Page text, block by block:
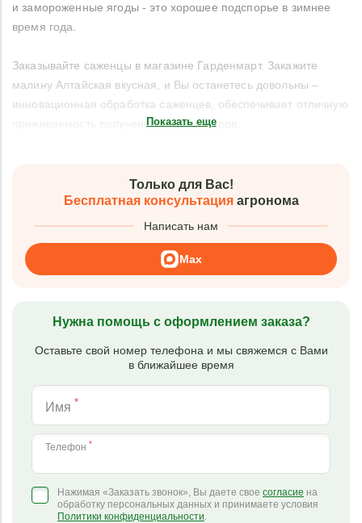
и замороженные ягоды - это хорошее подспорье в зимнее
время года.
Заказывайте саженцы в магазине Гарденмарт. Закажите
малину Алтайская вкусная, и Вы останетесь довольны –
инновационная обработка саженцев, обеспечивает отличную
приживаемость полученных экземпляров.
Показать еще
Только для Вас!
Бесплатная консультацияагронома
Написать нам
Max
Нужна помощь с оформлением заказа?
Оставьте свой номер телефона и мы свяжемся с Вами
в ближайшее время
Имя *
Телефон *
Нажимая «Заказать звонок», Вы даете свое согласие на
обработку персональных данных и принимаете условия
Политики конфиденциальности.